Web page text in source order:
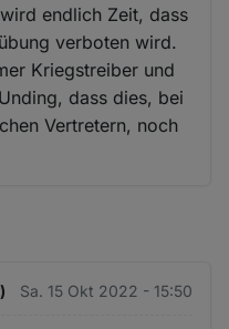
endlich Zeit, dass
verboten wird.
Kriegstreiber und
dass dies, bei
Vertretern, noch
Sa. 15 Okt 2022 - 15:50